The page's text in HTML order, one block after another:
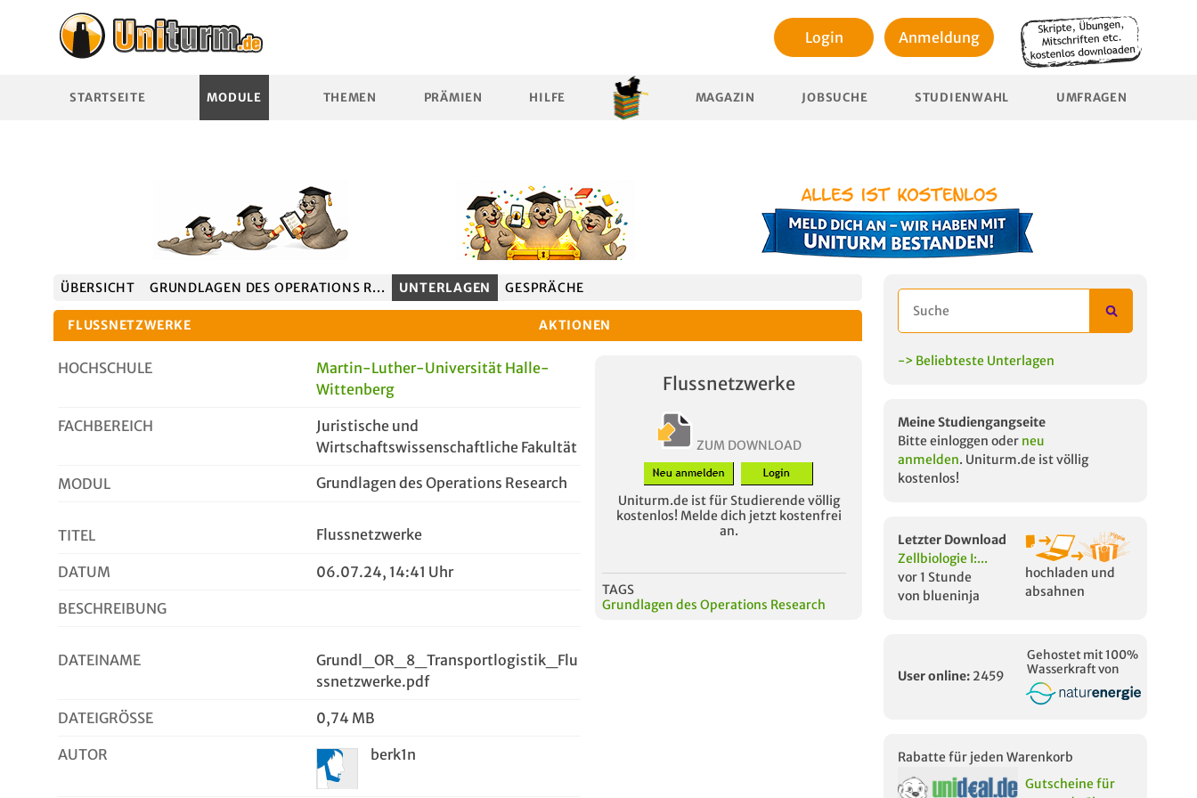
Login Anmeldung
STARTSEITE MODULE THEMEN PRÄMIEN HILFE MAGAZIN JOBSUCHE STUDIENWAHL UMFRAGEN
ÜBERSICHT GRUNDLAGEN DES OPERATIONS R... UNTERLAGEN GESPRÄCHE
FLUSSNETZWERKE AKTIONEN
HOCHSCHULE
Martin-Luther-Universität Halle-
Wittenberg
FACHBEREICH
Juristische und
Wirtschaftswissenschaftliche Fakultät
MODUL Grundlagen des Operations Research
TITEL Flussnetzwerke
DATUM 06.07.24, 14:41 Uhr
BESCHREIBUNG
DATEINAME
Grundl_OR_8_Transportlogistik_Flu
ssnetzwerke.pdf
DATEIGRÖSSE 0,74 MB
AUTOR berk1n
Flussnetzwerke
ZUM DOWNLOAD
Uniturm.de ist für Studierende völlig
kostenlos! Melde dich jetzt kostenfrei
an.
TAGS
Grundlagen des Operations Research
-> Beliebteste Unterlagen
Meine Studiengangseite
Bitte einloggen oder neu
anmelden. Uniturm.de ist völlig
kostenlos!
Letzter Download
Zellbiologie I:...
vor 1 Stunde
von blueninja
hochladen und
absahnen
User online: 2459
Gehostet mit 100%
Wasserkraft von
Rabatte für jeden Warenkorb
Gutscheine für